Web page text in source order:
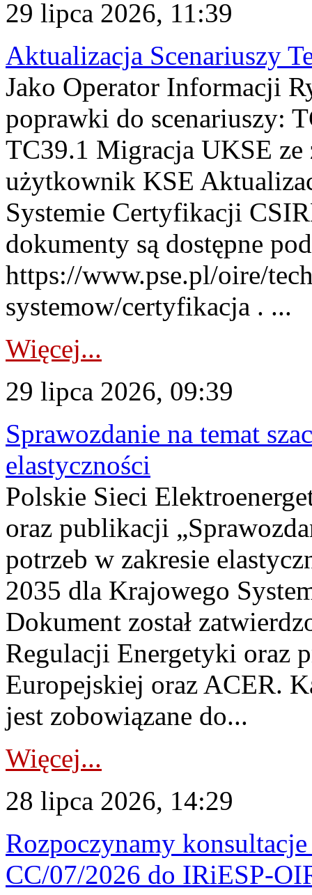
29 lipca 2026, 11:39
Aktualizacja Scenariuszy
Jako Operator Informacji
poprawki do scenariuszy:
TC39.1 Migracja UKSE
użytkownik KSE
Systemie Certyfikacji
dokumenty są dostępne
https://www.pse.pl/oire/
systemow/certyfikacja . ...
Więcej...
29 lipca 2026, 09:39
Sprawozdanie na temat
elastyczności
Polskie Sieci
oraz publikacji
potrzeb w zakresie
2035 dla Krajowego
Dokument został
Regulacji Energetyki oraz
Europejskiej oraz ACER.
jest zobowiązane do...
Więcej...
28 lipca 2026, 14:29
Rozpoczynamy
CC/07/2026 do IRiESP-